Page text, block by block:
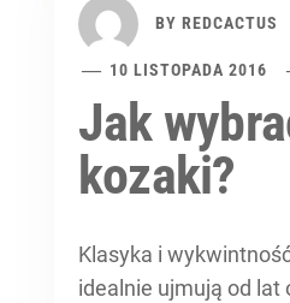
BY REDCACTUS
10 LISTOPADA 2016
Jak
kozaki?
Klasyka i
idealnie ujmują od lat